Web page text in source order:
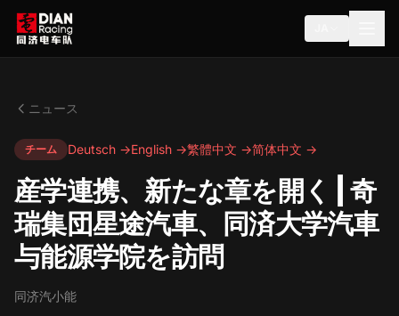
ニュース
チーム Deutsch →English →繁體中文 →简体中文 →
産学連携、新たな章を開く | 奇
瑞集団星途汽車、同済大学汽車
与能源学院を訪問
同济汽小能